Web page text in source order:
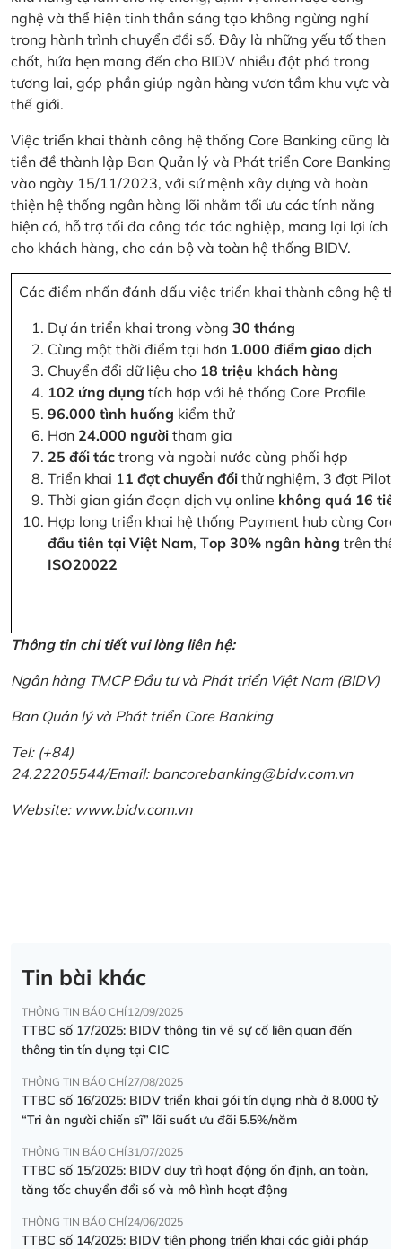
nghệ và thể hiện tinh thần sáng tạo không ngừng nghỉ
trong hành trình chuyển đổi số. Đây là những yếu tố then
chốt, hứa hẹn mang đến cho BIDV nhiều đột phá trong
tương lai, góp phần giúp ngân hàng vươn tầm khu vực và
thế giới.
Việc triển khai thành công hệ thống Core Banking cũng là
tiền đề thành lập Ban Quản lý và Phát triển Core Banking
vào ngày 15/11/2023, với sứ mệnh xây dựng và hoàn
thiện hệ thống ngân hàng lõi nhằm tối ưu các tính năng
hiện có, hỗ trợ tối đa công tác tác nghiệp, mang lại lợi ích
cho khách hàng, cho cán bộ và toàn hệ thống BIDV.
Các điểm nhấn đánh dấu việc triển khai thành công hệ
Dự án triển khai trong vòng 30 tháng
Cùng một thời điểm tại hơn 1.000 điểm giao dịch
Chuyển đổi dữ liệu cho 18 triệu khách hàng
102 ứng dụng tích hợp với hệ thống Core Profile
96.000 tình huống kiểm thử
Hơn 24.000 người tham gia
25 đối tác trong và ngoài nước cùng phối hợp
Triển khai 11 đợt chuyển đổi thử nghiệm, 3 đợt Pilot
Thời gian gián đoạn dịch vụ online không quá 16
Hợp long triển khai hệ thống Payment hub cùng
đầu tiên tại Việt Nam, Top 30% ngân hàng trên thế
ISO20022
Thông tin chi tiết vui lòng liên hệ:
Ngân hàng TMCP Đầu tư và Phát triển Việt Nam (BIDV)
Ban Quản lý và Phát triển Core Banking
Tel: (+84)
24.22205544/Email: bancorebanking@bidv.com.vn
Website: www.bidv.com.vn
Tin bài khác
THÔNG TIN BÁO CHÍ12/09/2025
TTBC số 17/2025: BIDV thông tin về sự cố liên quan đến
thông tin tín dụng tại CIC
THÔNG TIN BÁO CHÍ27/08/2025
TTBC số 16/2025: BIDV triển khai gói tín dụng nhà ở 8.000 tỷ
“Tri ân người chiến sĩ” lãi suất ưu đãi 5.5%/năm
THÔNG TIN BÁO CHÍ31/07/2025
TTBC số 15/2025: BIDV duy trì hoạt động ổn định, an toàn,
tăng tốc chuyển đổi số và mô hình hoạt động
THÔNG TIN BÁO CHÍ24/06/2025
TTBC số 14/2025: BIDV tiên phong triển khai các giải pháp